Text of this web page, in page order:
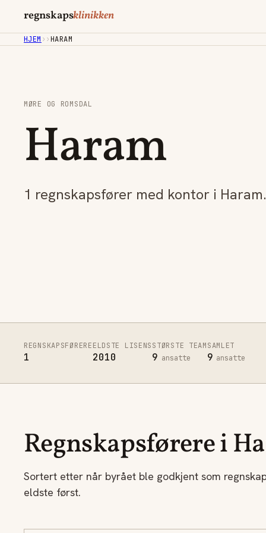
regnskapsklinikken
HJEM › ›HARAM
MØRE OG ROMSDAL
Haram
1 regnskapsfører med kontor i Haram.
REGNSKAPSFØRERE
1
ELDSTE LISENS
2010
STØRSTE TEAM
9 ansatte
SAMLET
9 ansatte
Regnskapsførere i
Sortert etter når byrået ble godkjent som
eldste først.